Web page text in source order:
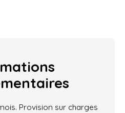
Provision sur charges